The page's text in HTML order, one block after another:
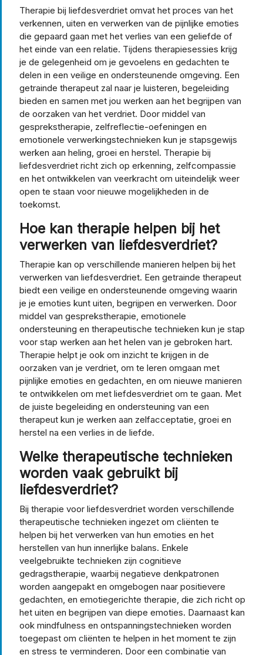
Therapie bij liefdesverdriet omvat het proces van het
verkennen, uiten en verwerken van de pijnlijke emoties
die gepaard gaan met het verlies van een geliefde of
het einde van een relatie. Tijdens therapiesessies krijg
je de gelegenheid om je gevoelens en gedachten te
delen in een veilige en ondersteunende omgeving. Een
getrainde therapeut zal naar je luisteren, begeleiding
bieden en samen met jou werken aan het begrijpen van
de oorzaken van het verdriet. Door middel van
gesprekstherapie, zelfreflectie-oefeningen en
emotionele verwerkingstechnieken kun je stapsgewijs
werken aan heling, groei en herstel. Therapie bij
liefdesverdriet richt zich op erkenning, zelfcompassie
en het ontwikkelen van veerkracht om uiteindelijk weer
open te staan voor nieuwe mogelijkheden in de
toekomst.
Hoe kan therapie helpen bij het
verwerken van liefdesverdriet?
Therapie kan op verschillende manieren helpen bij het
verwerken van liefdesverdriet. Een getrainde therapeut
biedt een veilige en ondersteunende omgeving waarin
je je emoties kunt uiten, begrijpen en verwerken. Door
middel van gesprekstherapie, emotionele
ondersteuning en therapeutische technieken kun je stap
voor stap werken aan het helen van je gebroken hart.
Therapie helpt je ook om inzicht te krijgen in de
oorzaken van je verdriet, om te leren omgaan met
pijnlijke emoties en gedachten, en om nieuwe manieren
te ontwikkelen om met liefdesverdriet om te gaan. Met
de juiste begeleiding en ondersteuning van een
therapeut kun je werken aan zelfacceptatie, groei en
herstel na een verlies in de liefde.
Welke therapeutische technieken
worden vaak gebruikt bij
liefdesverdriet?
Bij therapie voor liefdesverdriet worden verschillende
therapeutische technieken ingezet om cliënten te
helpen bij het verwerken van hun emoties en het
herstellen van hun innerlijke balans. Enkele
veelgebruikte technieken zijn cognitieve
gedragstherapie, waarbij negatieve denkpatronen
worden aangepakt en omgebogen naar positievere
gedachten, en emotiegerichte therapie, die zich richt op
het uiten en begrijpen van diepe emoties. Daarnaast kan
ook mindfulness en ontspanningstechnieken worden
toegepast om cliënten te helpen in het moment te zijn
en stress te verminderen. Door een combinatie van